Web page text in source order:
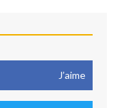
J’aime